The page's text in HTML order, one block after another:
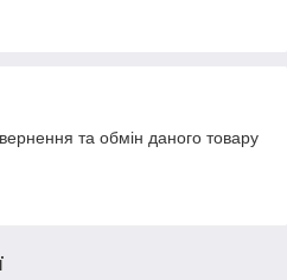
та обмін даного товару